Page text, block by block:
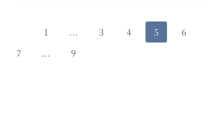
Page
navigation
Previous
Page
1 ... 3 4 5
6
7
... 9